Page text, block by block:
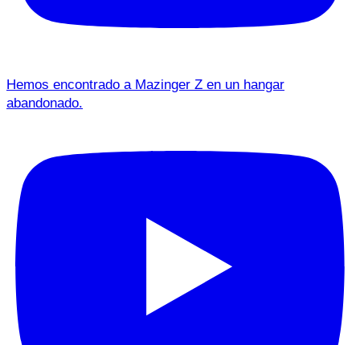
Hemos encontrado a Mazinger Z en un hangar
abandonado.